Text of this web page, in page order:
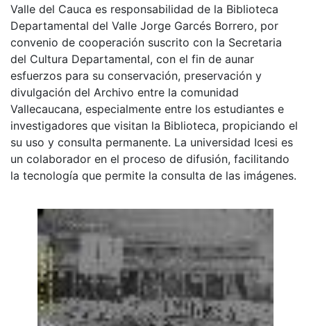
Valle del Cauca es responsabilidad de la Biblioteca
Departamental del Valle Jorge Garcés Borrero, por
convenio de cooperación suscrito con la Secretaria
del Cultura Departamental, con el fin de aunar
esfuerzos para su conservación, preservación y
divulgación del Archivo entre la comunidad
Vallecaucana, especialmente entre los estudiantes e
investigadores que visitan la Biblioteca, propiciando el
su uso y consulta permanente. La universidad Icesi es
un colaborador en el proceso de difusión, facilitando
la tecnología que permite la consulta de las imágenes.